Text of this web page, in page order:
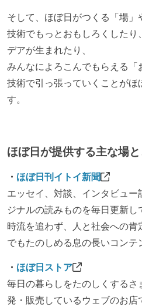
そして、ほぼ日がつくる「場」
技術でもっとおもしろくしたり
デアが生まれたり、
みんなによろこんでもらえる「
技術で引っ張っていくことが
す。
ほぼ日が提供する主な場
・ ほぼ日刊イトイ新聞
エッセイ、対談、インタビュー
ジナルの読みものを毎日更新し
時流を追わず、人と社会への
でもたのしめる息の長いコンテ
・ ほぼ日ストア
毎日の暮らしをたのしくする
発・販売しているウェブのお店